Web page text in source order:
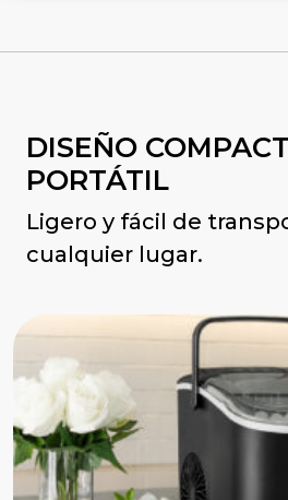
DISEÑO
PORTÁTIL
Ligero y fácil de
cualquier lugar.